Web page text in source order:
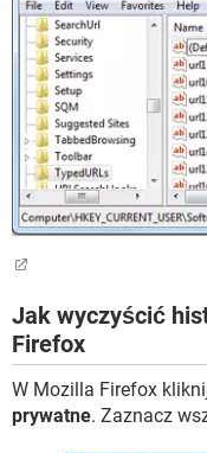
Jak wyczyścić
Firefox
W Mozilla Firefox
prywatne. Zaznacz